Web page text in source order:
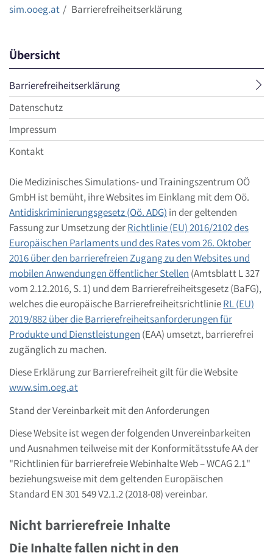
sim.ooeg.at Barrierefreiheitserklärung
Übersicht
Barrierefreiheitserklärungaktueller
Menüpunkt
Datenschutz
Impressum
Kontakt
Die Medizinisches Simulations- und Trainingszentrum OÖ
GmbH ist bemüht, ihre Websites im Einklang mit dem Oö.
Antidiskriminierungsgesetz (Oö. ADG) in der geltenden
Fassung zur Umsetzung derRichtlinie (EU) 2016/2102 des
Europäischen Parlaments und des Rates vom 26. Oktober
2016 über den barrierefreien Zugang zu den Websites und
mobilen Anwendungen öffentlicher Stellen (Amtsblatt L 327
vom 2.12.2016, S. 1) und dem Barrierefreiheitsgesetz (BaFG),
welches die europäische BarrierefreiheitsrichtlinieRL (EU)
2019/882 über die Barrierefreiheitsanforderungen für
Produkte und Dienstleistungen (EAA) umsetzt, barrierefrei
zugänglich zu machen.
Diese Erklärung zur Barrierefreiheit gilt für die Website
www.sim.oeg.at
Stand der Vereinbarkeit mit den Anforderungen
Diese Website ist wegen der folgenden Unvereinbarkeiten
und Ausnahmenteilweise mit der Konformitätsstufe AA der
"Richtlinien für barrierefreie Webinhalte Web – WCAG 2.1"
beziehungsweise mit dem geltenden Europäischen
Standard EN 301 549 V2.1.2 (2018-08) vereinbar.
Nicht barrierefreie Inhalte
Die Inhalte fallen nicht in den